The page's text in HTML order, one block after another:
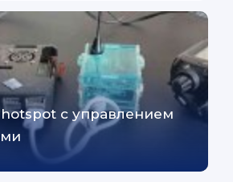
с управлением